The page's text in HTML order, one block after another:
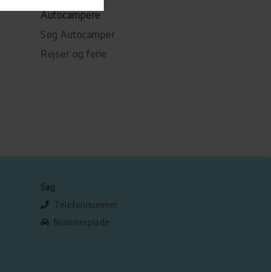
Autocampere
Søg Autocamper
Rejser og ferie
Søg
Telefonnummer
Nummerplade